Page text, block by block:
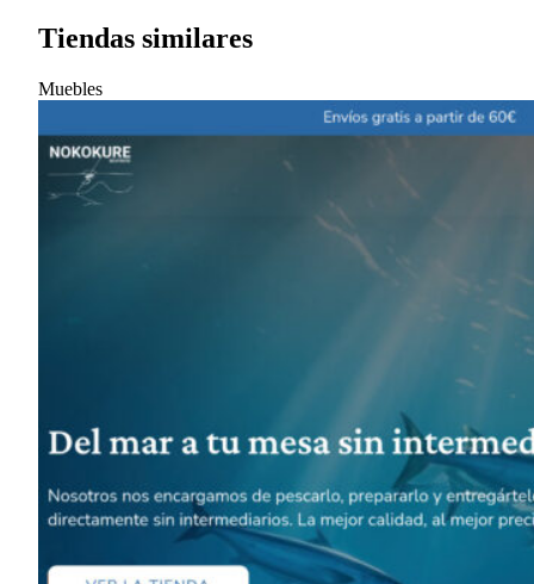
Tiendas similares
Muebles